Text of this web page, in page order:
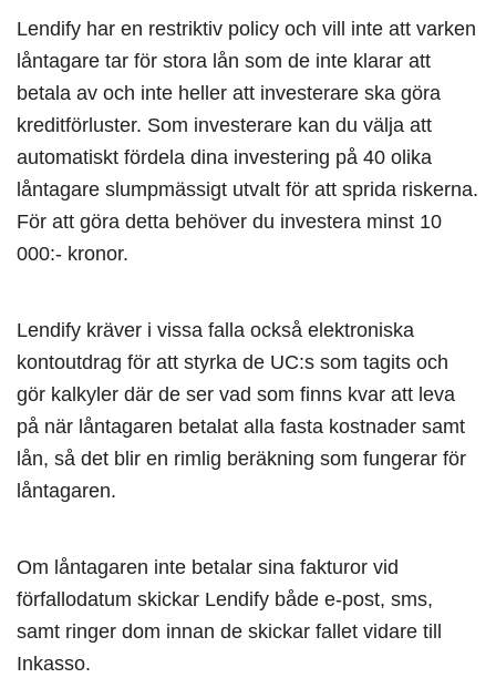
Lendify har en restriktiv policy och vill inte att varken
låntagare tar för stora lån som de inte klarar att
betala av och inte heller att investerare ska göra
kreditförluster. Som investerare kan du välja att
automatiskt fördela dina investering på 40 olika
låntagare slumpmässigt utvalt för att sprida riskerna.
För att göra detta behöver du investera minst 10
000:- kronor.
Lendify kräver i vissa falla också elektroniska
kontoutdrag för att styrka de UC:s som tagits och
gör kalkyler där de ser vad som finns kvar att leva
på när låntagaren betalat alla fasta kostnader samt
lån, så det blir en rimlig beräkning som fungerar för
låntagaren.
Om låntagaren inte betalar sina fakturor vid
förfallodatum skickar Lendify både e-post, sms,
samt ringer dom innan de skickar fallet vidare till
Inkasso.